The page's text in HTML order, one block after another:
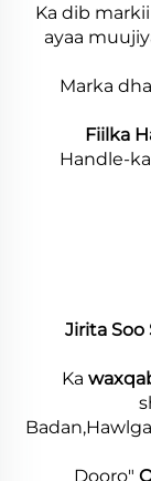
ayaa
Fiilka
Handle-
Jirita Soo